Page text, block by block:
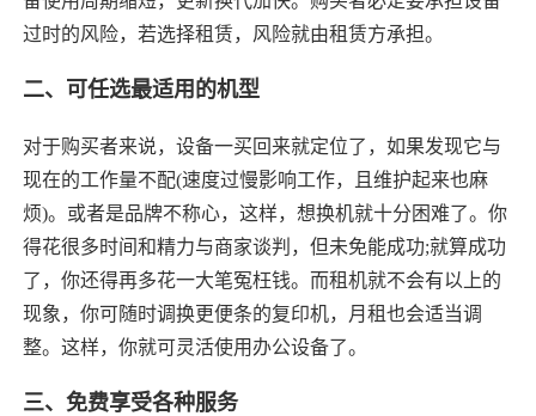
过时的风险，若选择租赁，风险就由租赁方承担。
二、可任选最适用的机型
对于购买者来说，设备一买回来就定位了，如果发现它与
现在的工作量不配(速度过慢影响工作，且维护起来也麻
烦)。或者是品牌不称心，这样，想换机就十分困难了。你
得花很多时间和精力与商家谈判，但未免能成功;就算成功
了，你还得再多花一大笔冤枉钱。而租机就不会有以上的
现象，你可随时调换更便条的复印机，月租也会适当调
整。这样，你就可灵活使用办公设备了。
三、免费享受各种服务